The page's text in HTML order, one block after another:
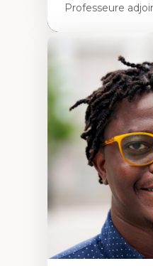
Professeure
Expertises
Discours sur la
Mosquées,
Reconnaissance
communautés
urbain
Design
Patrimoine et
Études
savoirs